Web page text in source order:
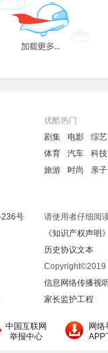
优酷热门
剧集
电影
综艺
体育
汽车
科技
旅游
时尚 亲子
236号
请使用者仔细阅
《知识产权声明
历史协议文本
Copyright©2019
信息网络传播视
家长监护工程
中国互联网
举报中心
网络
APP